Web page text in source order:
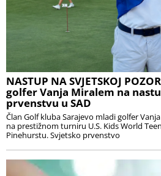
NASTUP NA SVJETSKOJ
golfer Vanja Miralem na
prvenstvu u SAD
Član Golf kluba Sarajevo mladi golfer
na prestižnom turniru U.S. Kids World
Pinehurstu. Svjetsko prvenstvo